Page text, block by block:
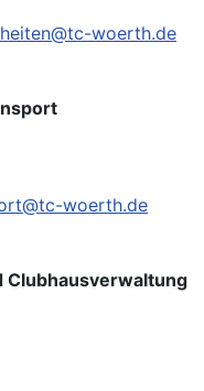
woerth.de
woerth.de